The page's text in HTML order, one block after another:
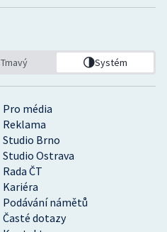
Pro média
Reklama
Studio Brno
Studio Ostrava
Rada ČT
Kariéra
Podávání námětů
Časté dotazy
Tmavý Systém